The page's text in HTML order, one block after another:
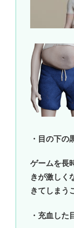
・目の下の
ゲームを長
きが激しく
きてしまう
・充血した